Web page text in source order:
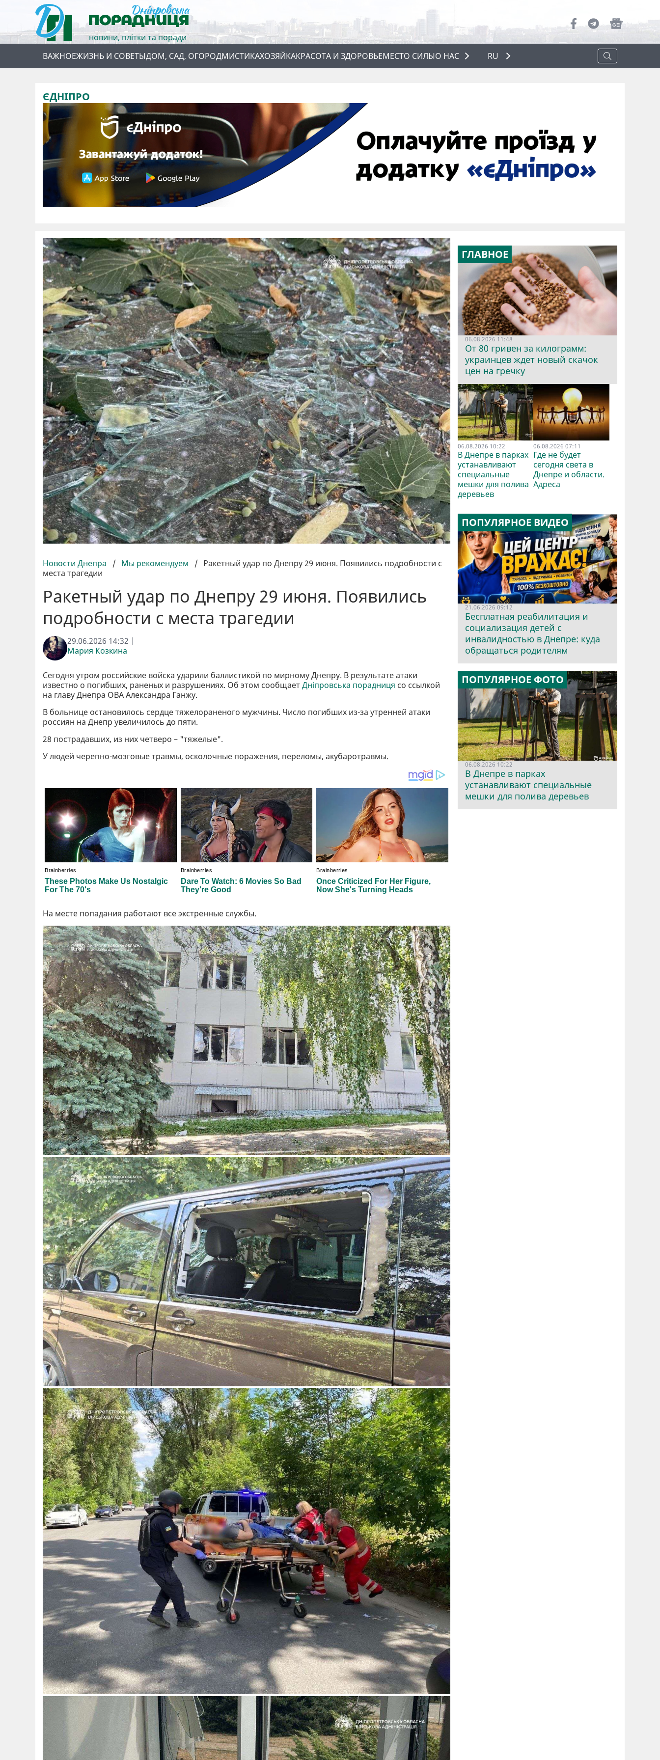
новини, плітки та поради
ВАЖНОЕЖИЗНЬ И СОВЕТЫДОМ, САД, ОГОРОДМИСТИКАХОЗЯЙКАКРАСОТА И ЗДОРОВЬЕМЕСТО СИЛЫО НАС
О НАС
RU
ЄДНІПРО
Новости Днепра / Мы рекомендуем / Ракетный удар по Днепру 29 июня. Появились подробности с
места трагедии
Ракетный удар по Днепру 29 июня. Появились
подробности с места трагедии
29.06.2026 14:32 |
Мария Козкина
Сегодня утром российские войска ударили баллистикой по мирному Днепру. В результате атаки
известно о погибших, раненых и разрушениях. Об этом сообщаетДніпровська порадниця со ссылкой
на главу Днепра ОВА Александра Ганжу.
В больнице остановилось сердце тяжелораненого мужчины. Число погибших из-за утренней атаки
россиян на Днепр увеличилось до пяти.
28 пострадавших, из них четверо – "тяжелые".
У людей черепно-мозговые травмы, осколочные поражения, переломы, акубаротравмы.
На месте попадания работают все экстренные службы.
ГЛАВНОЕ
06.08.2026 11:48
От 80 гривен за килограмм:
украинцев ждет новый скачок
цен на гречку
06.08.2026 10:22
В Днепре в парках
устанавливают
специальные
мешки для полива
деревьев
06.08.2026 07:11
Где не будет
сегодня света в
Днепре и области.
Адреса
ПОПУЛЯРНОЕ ВИДЕО
21.06.2026 09:12
Бесплатная реабилитация и
социализация детей с
инвалидностью в Днепре: куда
обращаться родителям
ПОПУЛЯРНОЕ ФОТО
06.08.2026 10:22
В Днепре в парках
устанавливают специальные
мешки для полива деревьев